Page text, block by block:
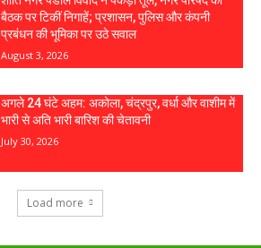
बैठक पर टिकीं निगाहें; प्रशासन, पुलिस और कंपनी
प्रबंधन की भूमिका पर उठे सवाल
August 3, 2026
अगले 24 घंटे अहम: अकोला, चंद्रपुर, वर्धा और वाशीम में
भारी से अति भारी बारिश की चेतावनी
July 30, 2026
Load more